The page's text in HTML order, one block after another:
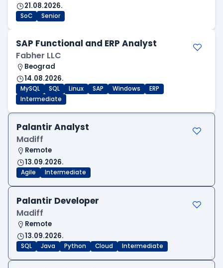
21.08.2026.
SoC Senior
SAP Functional and ERP Analyst
Fabher LLC
Beograd
14.08.2026.
MySQL SQL Linux SAP Windows
ERP
Intermediate
Palantir Analyst
Madiff
Remote
13.09.2026.
Agile Intermediate
Palantir Developer
Madiff
Remote
13.09.2026.
SQL Java Python Cloud Intermediate